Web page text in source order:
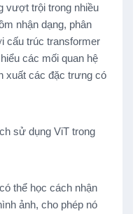
vượt trội trong nhiều
nhận dạng, phân
cấu trúc transformer
các mối quan hệ
xuất các đặc trưng có
sử dụng ViT trong
thể học cách nhận
ảnh, cho phép nó